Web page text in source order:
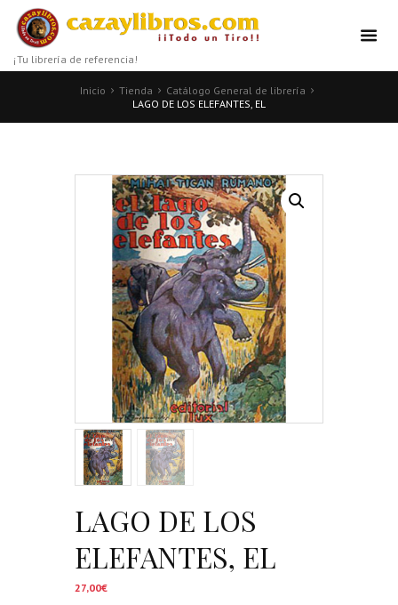
¡Tu librería de referencia!
Inicio Tienda
Catálogo General de librería
LAGO DE LOS ELEFANTES, EL
LAGO DE LOS
ELEFANTES, EL
27,00€